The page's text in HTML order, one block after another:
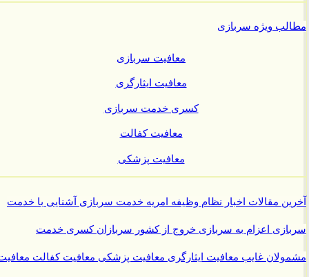
ویژه سربازی
معافیت سربازی
معافیت ایثارگری
کسری خدمت سربازی
معافیت کفالت
معافیت پزشکی
مقالاتاخبار نظام وظیفهامریهخدمت سربازیآشنایی با خدمت
اعزام به سربازیخروج از کشور سربازانکسری خدمت
غایبمعافیت ایثارگریمعافیت پزشکیمعافیت کفالتمعافیت